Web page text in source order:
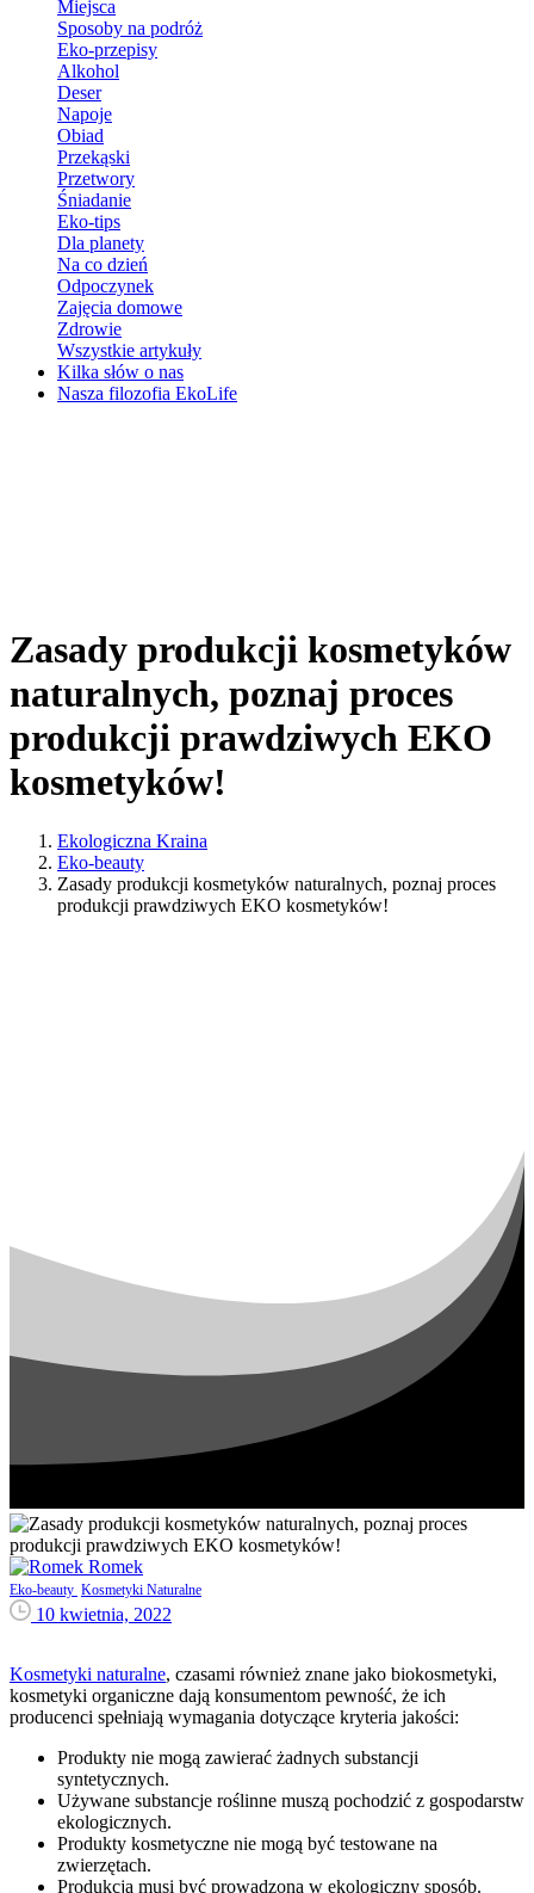
Miejsca
Sposoby na podróż
Eko-przepisy
Alkohol
Deser
Napoje
Obiad
Przekąski
Przetwory
Śniadanie
Eko-tips
Dla planety
Na co dzień
Odpoczynek
Zajęcia domowe
Zdrowie
Wszystkie artykuły
Kilka słów o nas
Nasza filozofia EkoLife
Zasady produkcji kosmetyków
naturalnych, poznaj proces
produkcji prawdziwych EKO
kosmetyków!
Ekologiczna Kraina
Eko-beauty
Zasady produkcji kosmetyków naturalnych, poznaj proces
produkcji prawdziwych EKO kosmetyków!
Romek
Eko-beauty Kosmetyki Naturalne
10 kwietnia, 2022
Kosmetyki naturalne, czasami również znane jako biokosmetyki,
kosmetyki organiczne dają konsumentom pewność, że ich
producenci spełniają wymagania dotyczące kryteria jakości:
Produkty nie mogą zawierać żadnych substancji
syntetycznych.
Używane substancje roślinne muszą pochodzić z gospodarstw
ekologicznych.
Produkty kosmetyczne nie mogą być testowane na
zwierzętach.
Produkcja musi być prowadzona w ekologiczny sposób.